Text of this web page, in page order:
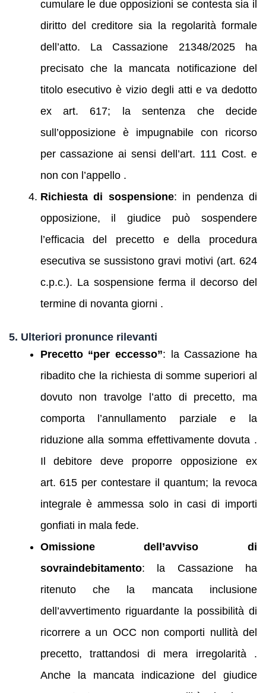
cumulare le due opposizioni se contesta sia il
diritto del creditore sia la regolarità formale
dell’atto. La Cassazione 21348/2025 ha
precisato che la mancata notificazione del
titolo esecutivo è vizio degli atti e va dedotto
ex art. 617; la sentenza che decide
sull’opposizione è impugnabile con ricorso
per cassazione ai sensi dell’art. 111 Cost. e
non con l’appello .
Richiesta di sospensione: in pendenza di
opposizione, il giudice può sospendere
l’efficacia del precetto e della procedura
esecutiva se sussistono gravi motivi (art. 624
c.p.c.). La sospensione ferma il decorso del
termine di novanta giorni .
5. Ulteriori pronunce rilevanti
Precetto “per eccesso”: la Cassazione ha
ribadito che la richiesta di somme superiori al
dovuto non travolge l’atto di precetto, ma
comporta l’annullamento parziale e la
riduzione alla somma effettivamente dovuta .
Il debitore deve proporre opposizione ex
art. 615 per contestare il quantum; la revoca
integrale è ammessa solo in casi di importi
gonfiati in mala fede.
Omissione dell’avviso di
sovraindebitamento: la Cassazione ha
ritenuto che la mancata inclusione
dell’avvertimento riguardante la possibilità di
ricorrere a un OCC non comporti nullità del
precetto, trattandosi di mera irregolarità .
Anche la mancata indicazione del giudice